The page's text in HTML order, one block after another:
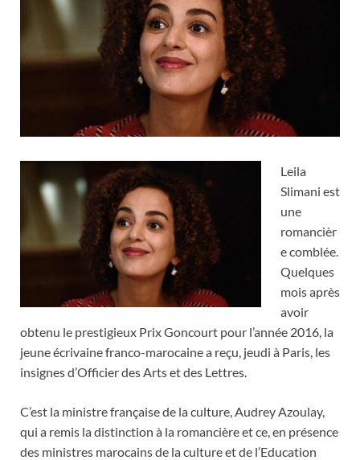
Leila
Slimani est
une
romancièr
e comblée.
Quelques
mois après
avoir
obtenu le prestigieux Prix Goncourt pour l’année 2016, la
jeune écrivaine franco-marocaine a reçu, jeudi à Paris, les
insignes d’Officier des Arts et des Lettres.
C’est la ministre française de la culture, Audrey Azoulay,
qui a remis la distinction à la romancière et ce, en présence
des ministres marocains de la culture et de l’Education